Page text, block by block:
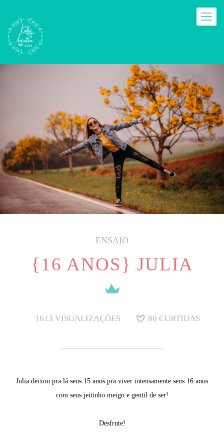
ENSAIO
{16 ANOS} JULIA
1613 VISUALIZAÇÕES 80 CURTIDAS
Julia deixou pra lá seus 15 anos pra viver intensamente seus 16 anos
com seus jeitinho meigo e gentil de ser!
Desfrute!